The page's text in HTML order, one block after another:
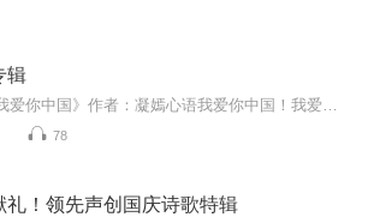
辑
78
礼！领先声创国庆诗歌特辑